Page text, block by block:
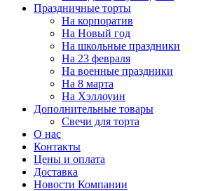
Праздничные торты
На корпоратив
На Новый год
На школьные праздники
На 23 февраля
На военные праздники
На 8 марта
На Хэллоуин
Дополнительные товары
Свечи для торта
О нас
Контакты
Цены и оплата
Доставка
Новости Компании